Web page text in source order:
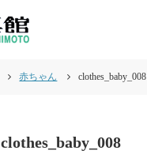
赤ちゃん clothes_baby_008
clothes_baby_008